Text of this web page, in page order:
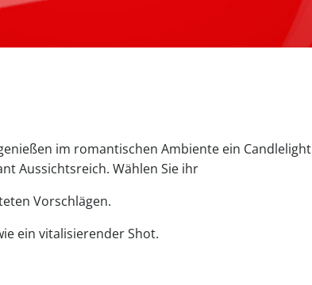
im romantischen Ambiente ein Candlelight
Aussichtsreich. Wählen Sie ihr
Vorschlägen.
ein vitalisierender Shot.